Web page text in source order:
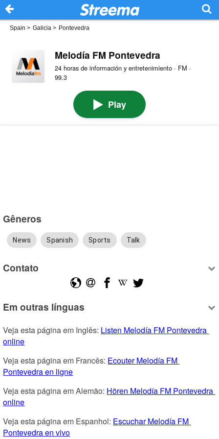
Spain > Galicia > Pontevedra
Melodía FM Pontevedra
24 horas de información y entretenimiento · FM ·
99.3
Play
Gêneros
News Spanish Sports Talk
Contato
Em outras línguas
Veja esta página em Inglês: Listen Melodía FM Pontevedra
online
Veja esta página em Francês: Ecouter Melodía FM
Pontevedra en ligne
Veja esta página em Alemão: Hören Melodía FM Pontevedra
online
Veja esta página em Espanhol: Escuchar Melodía FM
Pontevedra en vivo